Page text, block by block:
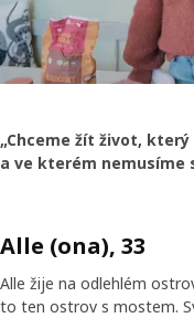
„Chceme žít život,
a ve kterém nemusíme
Alle (ona), 33
Alle žije na odlehlém
to ten ostrov s mostem.